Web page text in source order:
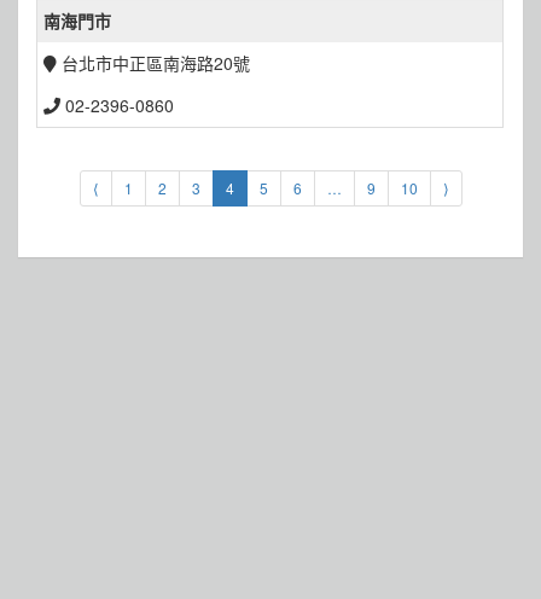
南海門市
台北市中正區南海路20號
02-2396-0860
⟨ 1 2 3 4 5 6 … 9 10 ⟩